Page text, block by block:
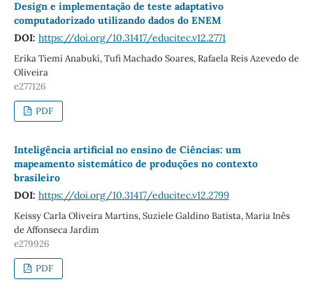
Design e implementação de teste adaptativo
computadorizado utilizando dados do ENEM
DOI: https://doi.org/10.31417/educitec.v12.2771
Erika Tiemi Anabuki, Tufi Machado Soares, Rafaela Reis Azevedo de
Oliveira
e277126
PDF
Inteligência artificial no ensino de Ciências: um
mapeamento sistemático de produções no contexto
brasileiro
DOI: https://doi.org/10.31417/educitec.v12.2799
Keissy Carla Oliveira Martins, Suziele Galdino Batista, Maria Inês
de Affonseca Jardim
e279926
PDF